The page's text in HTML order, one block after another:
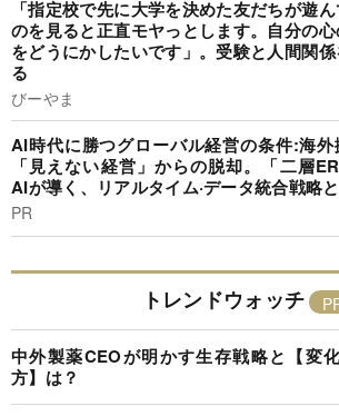
「指定校で先に大学を決めた友だちが遊
のを見ると正直モヤっとします。自分の心
をどうにかしたいです」。受験と人間関係
る
びーやま
AI時代に勝つグローバル経営の条件:海外
「見えない経営」からの脱却。「二層
AIが導く、リアルタイム·データ統合戦略
PR
トレンドウォッチ
中外製薬CEOが明かす生存戦略と【変
方】は？